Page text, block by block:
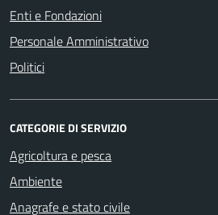
Enti e Fondazioni
Personale Amministrativo
Politici
CATEGORIE DI SERVIZIO
Agricoltura e pesca
Ambiente
Anagrafe e stato civile